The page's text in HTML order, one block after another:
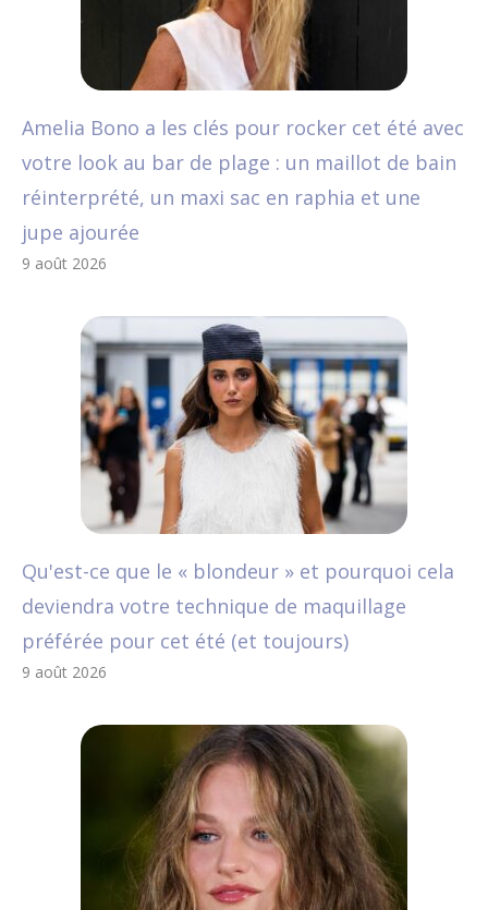
Amelia Bono a les clés pour rocker cet été avec
votre look au bar de plage : un maillot de bain
réinterprété, un maxi sac en raphia et une
jupe ajourée
9 août 2026
Qu'est-ce que le « blondeur » et pourquoi cela
deviendra votre technique de maquillage
préférée pour cet été (et toujours)
9 août 2026